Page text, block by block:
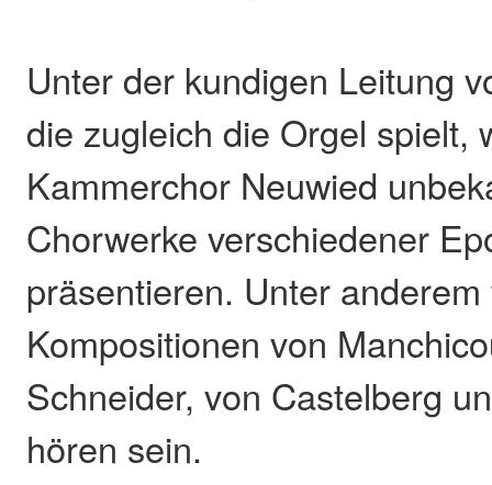
Unter der kundigen Leitung
die zugleich die Orgel spielt,
Kammerchor Neuwied
Chorwerke verschiedener
präsentieren. Unter
Kompositionen von
Schneider, von Castelberg
hören sein.